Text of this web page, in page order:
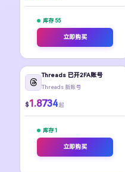
库存 55
立即购买
Threads 已开2FA账号
Threads 新账号
$1.8734 起
库存 1
立即购买